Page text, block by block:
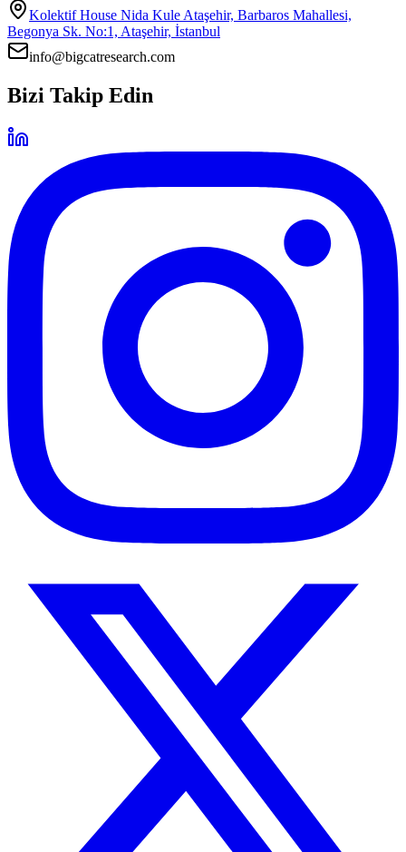
Kolektif House Nida Kule Ataşehir, Barbaros Mahallesi,
Begonya Sk. No:1, Ataşehir, İstanbul
info@bigcatresearch.com
Bizi Takip Edin